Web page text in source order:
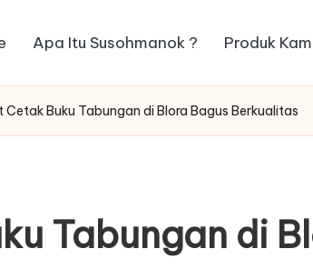
Apa Itu Susohmanok ? Produk
Cetak Buku Tabungan di Blora Bagus Berkualitas
Tabungan di